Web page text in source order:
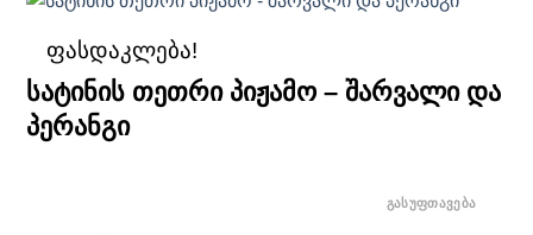
ფასდაკლება!
სატინის თეთრი პიჟამო – შარვალი და
პერანგი
ᲒᲐᲡᲣᲤᲗᲐᲕᲔᲑᲐ